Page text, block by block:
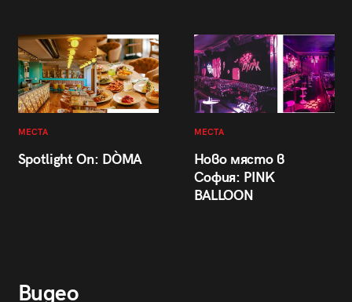
МЕСТА
Spotlight On: DÒMA
МЕСТА
Ново място в
София: PINK
BALLOON
Видео